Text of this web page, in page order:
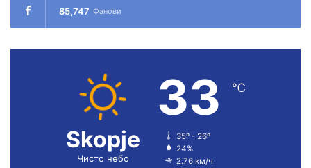
85,747 Фанови
Skopje
Чисто небо
33 ℃
35º - 26º
24%
2.76 км/ч